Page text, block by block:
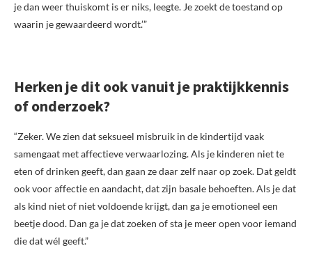
je dan weer thuiskomt is er niks, leegte. Je zoekt de toestand op
waarin je gewaardeerd wordt.’”
Herken je dit ook vanuit je praktijkkennis
of onderzoek?
“Zeker. We zien dat seksueel misbruik in de kindertijd vaak
samengaat met affectieve verwaarlozing. Als je kinderen niet te
eten of drinken geeft, dan gaan ze daar zelf naar op zoek. Dat geldt
ook voor affectie en aandacht, dat zijn basale behoeften. Als je dat
als kind niet of niet voldoende krijgt, dan ga je emotioneel een
beetje dood. Dan ga je dat zoeken of sta je meer open voor iemand
die dat wél geeft.”